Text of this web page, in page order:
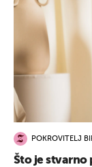
POKROVITELJ
Što je stvarno